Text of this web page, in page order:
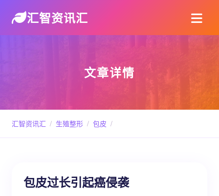
汇智资讯汇
文章详情
汇智资讯汇 / 生殖整形 / 包皮 /
包皮过长引起癌侵袭